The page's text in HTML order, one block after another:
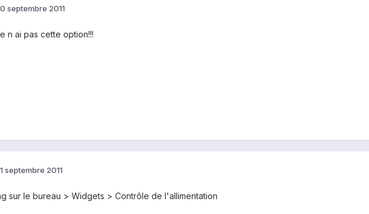
septembre 2011
n ai pas cette option!!!
septembre 2011
sur le bureau > Widgets > Contrôle de l'allimentation